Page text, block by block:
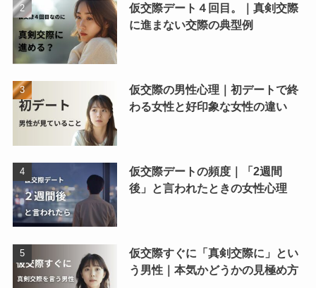
仮交際デート４回目。｜真剣交際
に進まない交際の典型例
仮交際の男性心理｜初デートで終
わる女性と好印象な女性の違い
仮交際デートの頻度｜「2週間
後」と言われたときの女性心理
仮交際すぐに「真剣交際に」とい
う男性｜本気かどうかの見極め方